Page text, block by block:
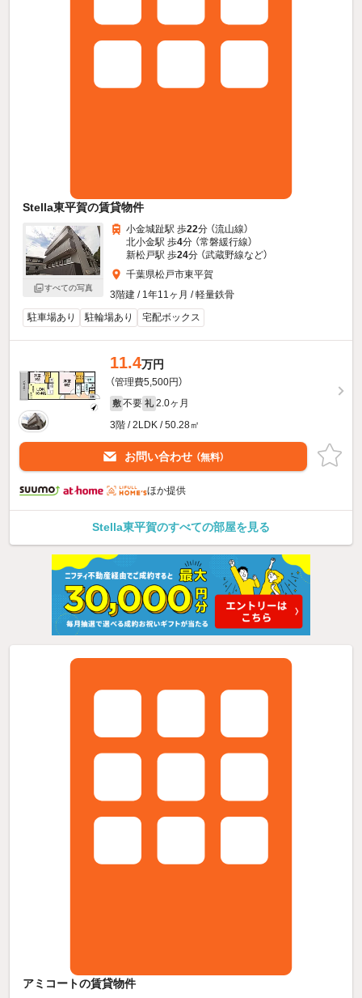
Stella東平賀の賃貸物件
すべての写真
小金城趾駅 歩22分 （流山線）
北小金駅 歩4分 （常磐緩行線）
新松戸駅 歩24分 （武蔵野線など）
千葉県松戸市東平賀
3階建 / 1年11ヶ月 / 軽量鉄骨
駐車場あり
駐輪場あり 宅配ボックス
11.4万円
（管理費5,500円）
敷 不要 礼 2.0ヶ月
3階 / 2LDK / 50.28㎡
お問い合わせ （無料）
ほか提供
Stella東平賀のすべての部屋を見る
アミコートの賃貸物件